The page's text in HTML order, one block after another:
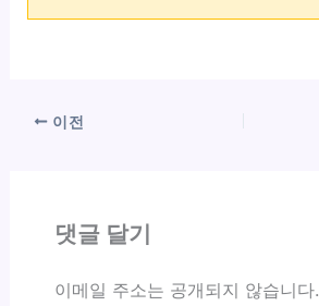
이전
댓글 달기
이메일 주소는 공개되지 않습니다.